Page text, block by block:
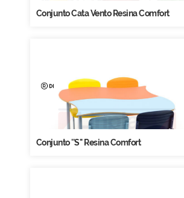
Conjunto Cata Vento Resina Comfort
Conjunto ''S'' Resina Comfort